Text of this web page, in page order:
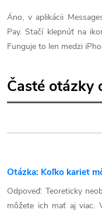
Áno, v aplikácii
Pay. Stačí klepnúť na
Funguje to len medzi
Časté otázky
Otázka: Koľko kariet
Odpoveď: Teoreticky
môžete ich mať aj viac.